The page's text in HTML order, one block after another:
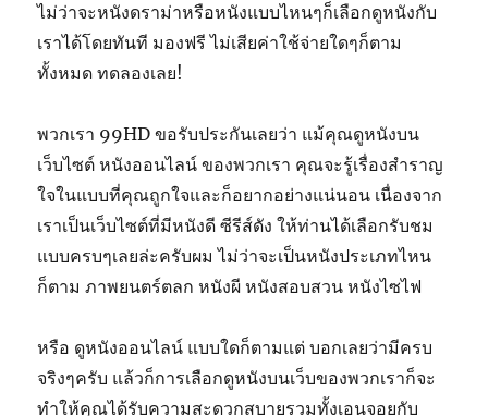
ไม่ว่าจะหนังดราม่าหรือหนังแบบไหนๆก็เลือกดูหนังกับ
เราได้โดยทันที มองฟรี ไม่เสียค่าใช้จ่ายใดๆก็ตาม
ทั้งหมด ทดลองเลย!
พวกเรา 99HD ขอรับประกันเลยว่า แม้คุณดูหนังบน
เว็บไซต์ หนังออนไลน์ ของพวกเรา คุณจะรู้เรื่องสำราญ
ใจในแบบที่คุณถูกใจและก็อยากอย่างแน่นอน เนื่องจาก
เราเป็นเว็บไซต์ที่มีหนังดี ซีรีส์ดัง ให้ท่านได้เลือกรับชม
แบบครบๆเลยล่ะครับผม ไม่ว่าจะเป็นหนังประเภทไหน
ก็ตาม ภาพยนตร์ตลก หนังผี หนังสอบสวน หนังไซไฟ
หรือ ดูหนังออนไลน์ แบบใดก็ตามแต่ บอกเลยว่ามีครบ
จริงๆครับ แล้วก็การเลือกดูหนังบนเว็บของพวกเราก็จะ
ทำให้คุณได้รับความสะดวกสบายรวมทั้งเอนจอยกับ